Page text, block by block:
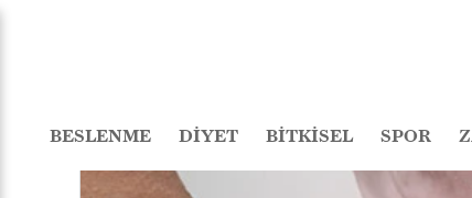
BESLENME DİYET BİTKİSEL SPOR